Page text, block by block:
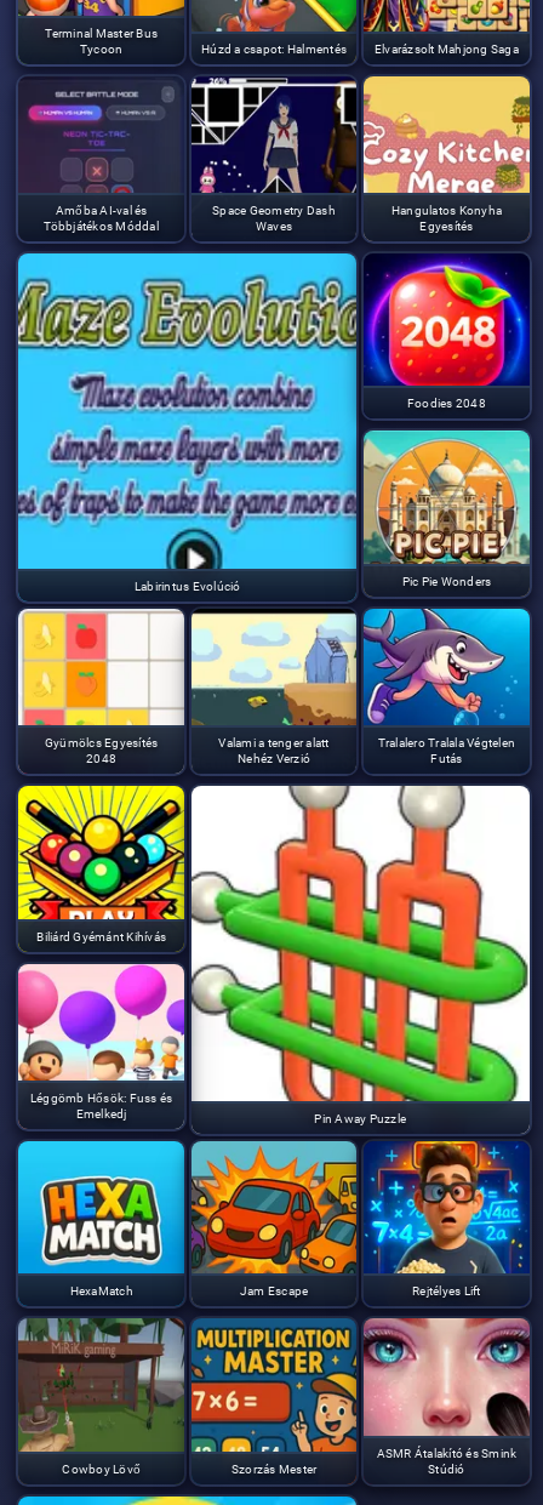
Terminal Master Bus
Tycoon
Húzd a csapot: Halmentés Elvarázsolt Mahjong Saga
Amőba AI-val és
Többjátékos Móddal
Space Geometry Dash
Waves
Labirintus Evolúció
Hangulatos Konyha
Egyesítés
Foodies 2048
Pic Pie Wonders
Gyümölcs Egyesítés
2048
Valami a tenger alatt
Nehéz Verzió
Tralalero Tralala Végtelen
Futás
Biliárd Gyémánt Kihívás
Pin Away Puzzle
Léggömb Hősök: Fuss és
Emelkedj
HexaMatch Jam Escape Rejtélyes Lift
Cowboy Lövő Szorzás Mester
ASMR Átalakító és Smink
Stúdió